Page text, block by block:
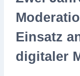
Einsatz
digitaler